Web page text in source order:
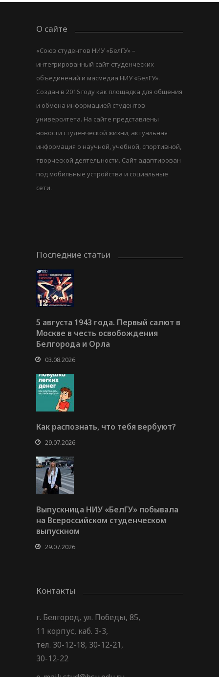
О сайте
«Союз студентов НИУ «БелГУ» –
интегрированный сайт студенческих
объединений и масмедиа НИУ «БелГУ».
Создан в 2016 году как площадка для общения
и обмена информацией студентов
университета. На сайте представлены
новости студенческой жизни, актуальная
информация о научной, учебной, спортивной,
творческой деятельности. Сайт адаптирован
под мобильные устройства и социальные
сети.
Последние статьи
5 августа 1943 года. Первый салют в
Москве в честь освобождения
Белгорода и Орла
03.08.2026
Как распознать, что тебя вербуют?
29.07.2026
Выпускница НИУ «БелГУ» побывала
на Всероссийском студенческом
выпускном
29.07.2026
Контакты
г. Белгород, ул. Победы, 85,
11 корпус, каб. 3-3,
тел. 30-12-18, 30-12-21,
30-12-22